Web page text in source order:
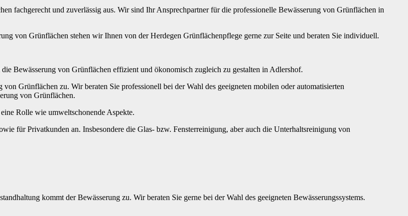
fachgerecht und zuverlässig aus. Wir sind Ihr Ansprechpartner für die professionelle Bewässerung von Grünflächen in
von Grünflächen stehen wir Ihnen von der Herdegen Grünflächenpflege gerne zur Seite und beraten Sie individuell.
Bewässerung von Grünflächen effizient und ökonomisch zugleich zu gestalten in Adlershof.
Grünflächen zu. Wir beraten Sie professionell bei der Wahl des geeigneten mobilen oder automatisierten
von Grünflächen.
Rolle wie umweltschonende Aspekte.
für Privatkunden an. Insbesondere die Glas- bzw. Fensterreinigung, aber auch die Unterhaltsreinigung von
kommt der Bewässerung zu. Wir beraten Sie gerne bei der Wahl des geeigneten Bewässerungssystems.